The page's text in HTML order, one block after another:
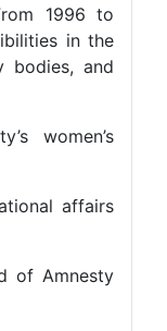
From 1996 to
in the
bodies, and
women’s
affairs
of Amnesty